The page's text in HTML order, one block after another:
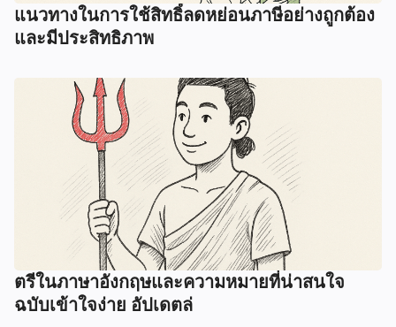
แนวทางในการใช้สิทธิ์ลดหย่อนภาษีอย่างถูกต้อง
และมีประสิทธิภาพ
ตรีในภาษาอังกฤษและความหมายที่น่าสนใจ
ฉบับเข้าใจง่าย อัปเดตล่